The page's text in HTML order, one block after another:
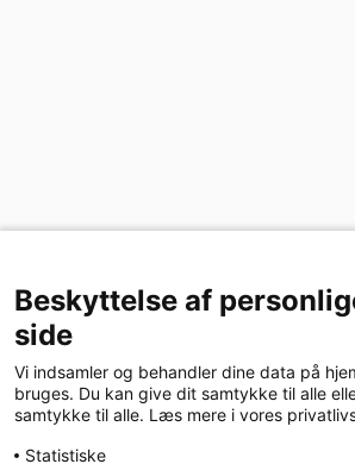
Beskyttelse af
side
Vi indsamler og behandler dine data på
bruges. Du kan give dit samtykke til alle
samtykke til alle. Læs mere i vores
Statistiske